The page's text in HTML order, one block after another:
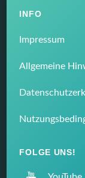
INFO
Impressum
Allgemeine
FOLGE UNS!